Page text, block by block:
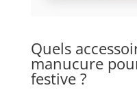
Quels
manucure
festive ?